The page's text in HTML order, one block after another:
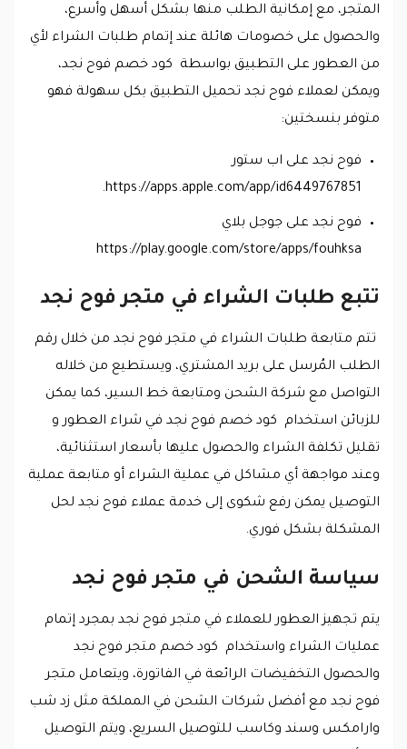
المتجر، مع إمكانية الطلب منها بشكل أسهل وأسرع،
والحصول على خصومات هائلة عند إتمام طلبات الشراء لأي
من العطور على التطبيق بواسطة كود خصم فوح نجد،
ويمكن لعملاء فوح نجد تحميل التطبيق بكل سهولة فهو
متوفر بنسختين:
فوح نجد على اب ستور
https://apps.apple.com/app/id6449767851.
فوح نجد على جوجل بلاي
https://play.google.com/store/apps/fouhksa
تتبع طلبات الشراء في متجر فوح نجد
تتم متابعة طلبات الشراء في متجر فوح نجد من خلال رقم
الطلب المُرسل على بريد المشتري، ويستطيع من خلاله
التواصل مع شركة الشحن ومتابعة خط السير، كما يمكن
للزبائن استخدام كود خصم فوح نجد في شراء العطور و
تقليل تكلفة الشراء والحصول عليها بأسعار استثنائية،
وعند مواجهة أي مشاكل في عملية الشراء أو متابعة عملية
التوصيل يمكن رفع شكوى إلى خدمة عملاء فوح نجد لحل
المشكلة بشكل فوري.
سياسة الشحن في متجر فوح نجد
يتم تجهيز العطور للعملاء في متجر فوح نجد بمجرد إتمام
عمليات الشراء واستخدام كود خصم متجر فوح نجد
والحصول التخفيضات الرائعة في الفاتورة، ويتعامل متجر
فوح نجد مع أفضل شركات الشحن في المملكة مثل زد شب
وارامكس وسند وكاسب للتوصيل السريع، ويتم التوصيل